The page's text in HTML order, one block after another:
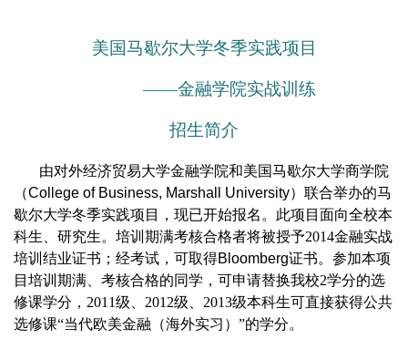
美国马歇尔大学冬季实践项目
——金融学院实战训练
招生简介
由对外经济贸易大学金融学院和美国马歇尔大学商学院
（College of Business, Marshall University）联合举办的马
歇尔大学冬季实践项目，现已开始报名。此项目面向全校本
科生、研究生。培训期满考核合格者将被授予2014金融实战
培训结业证书；经考试，可取得Bloomberg证书。参加本项
目培训期满、考核合格的同学，可申请替换我校2学分的选
修课学分，2011级、2012级、2013级本科生可直接获得公共
选修课“当代欧美金融（海外实习）”的学分。